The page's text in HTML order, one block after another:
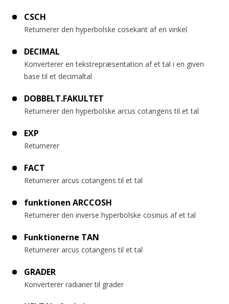
CSCH
Returnerer den hyperbolske cosekant af en vinkel
DECIMAL
Konverterer en tekstrepræsentation af et tal i en given
base til et decimaltal
DOBBELT.FAKULTET
Returnerer den hyperbolske arcus cotangens til et tal
EXP
Returnerer
FACT
Returnerer arcus cotangens til et tal
funktionen ARCCOSH
Returnerer den inverse hyperbolske cosinus af et tal
Funktionerne TAN
Returnerer arcus cotangens til et tal
GRADER
Konverterer radianer til grader